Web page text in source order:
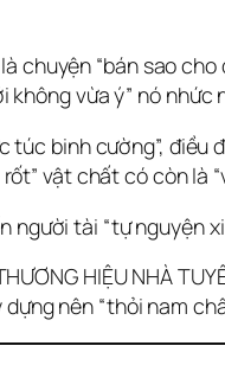
“bán sao cho
vừa ý” nó nhức
binh cường”, điều
vật chất có còn là
người tài “tự nguyện
HIỆU NHÀ
nên “thỏi nam